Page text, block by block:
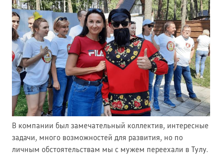
В компании был замечательный коллектив, интересные
задачи, много возможностей для развития, но по
личным обстоятельствам мы с мужем переехали в Тулу.